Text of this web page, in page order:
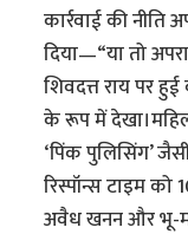
कार्रवाई की नीति
दिया—“या तो
शिवदत्त राय पर
के रूप में
‘पिंक पुलिसिंग’
रिस्पॉन्स टाइम
अवैध खनन और भू-